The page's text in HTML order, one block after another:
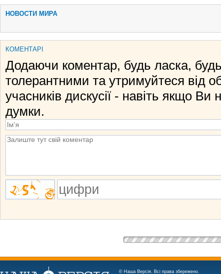
НОВОСТИ МИРА
КОМЕНТАРІ
Додаючи коментар, будь ласка,
толерантними та утримуйтеся від
учасників дискусії - навіть якщо Ви
думки.
© Наша Версія. Всі права збережено.